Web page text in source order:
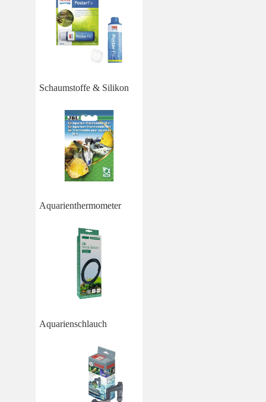
Schaumstoffe & Silikon
Aquarienthermometer
Aquarienschlauch